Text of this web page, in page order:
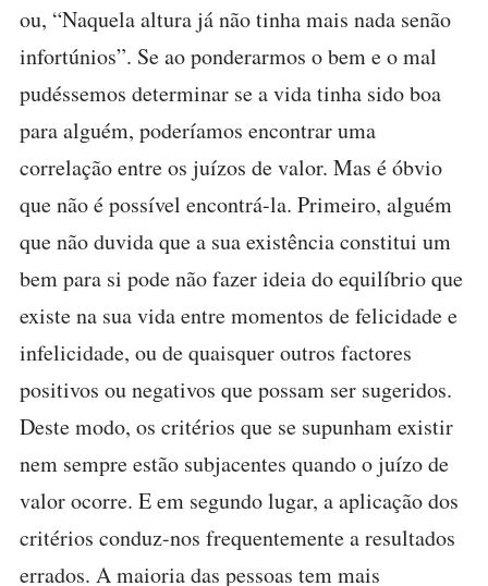
ou, “Naquela altura já não tinha mais nada senão
infortúnios”. Se ao ponderarmos o bem e o mal
pudéssemos determinar se a vida tinha sido boa
para alguém, poderíamos encontrar uma
correlação entre os juízos de valor. Mas é óbvio
que não é possível encontrá-la. Primeiro, alguém
que não duvida que a sua existência constitui um
bem para si pode não fazer ideia do equilíbrio que
existe na sua vida entre momentos de felicidade e
infelicidade, ou de quaisquer outros factores
positivos ou negativos que possam ser sugeridos.
Deste modo, os critérios que se supunham existir
nem sempre estão subjacentes quando o juízo de
valor ocorre. E em segundo lugar, a aplicação dos
critérios conduz-nos frequentemente a resultados
errados. A maioria das pessoas tem mais